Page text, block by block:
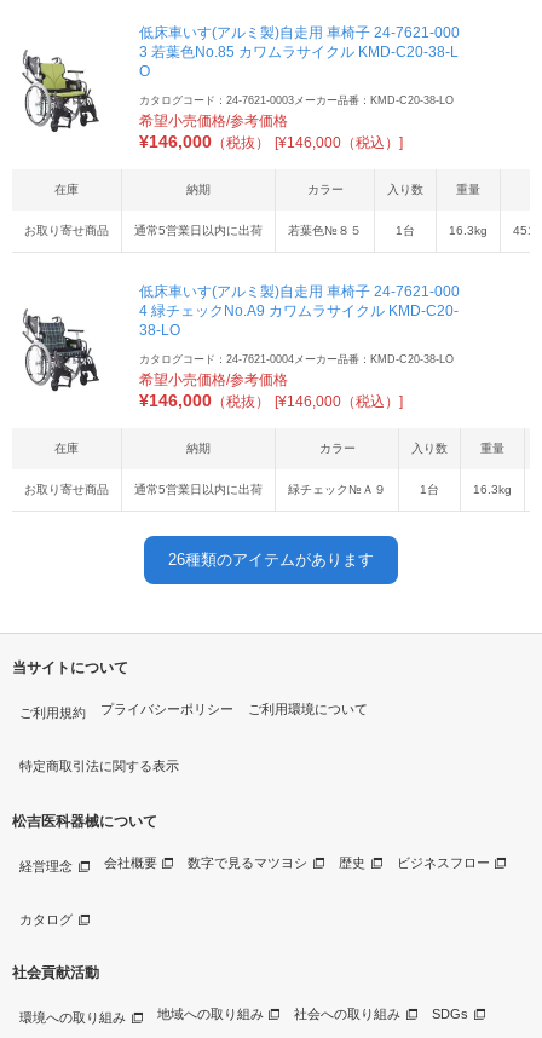
低床車いす(アルミ製)自走用 車椅子 24-7621-000
3 若葉色No.85 カワムラサイクル KMD-C20-38-L
O
カタログコード：24-7621-0003メーカー品番：KMD-C20-38-LO
希望小売価格/参考価格
¥146,000 （税抜） [¥146,000（税込）]
在庫 納期 カラー 入り数 重量
お取り寄せ商品 通常5営業日以内に出荷 若葉色№８５ 1台 16.3kg
低床車いす(アルミ製)自走用 車椅子 24-7621-000
4 緑チェックNo.A9 カワムラサイクル KMD-C20-
38-LO
カタログコード：24-7621-0004メーカー品番：KMD-C20-38-LO
希望小売価格/参考価格
¥146,000 （税抜） [¥146,000（税込）]
在庫 納期 カラー 入り数 重量
お取り寄せ商品 通常5営業日以内に出荷 緑チェック№Ａ９ 1台 16.3kg
26種類のアイテムがあります
当サイトについて
ご利用規約 プライバシーポリシー ご利用環境について
特定商取引法に関する表示
松吉医科器械について
経営理念 会社概要 数字で見るマツヨシ 歴史 ビジネスフロー
カタログ
社会貢献活動
環境への取り組み 地域への取り組み 社会への取り組み SDGs